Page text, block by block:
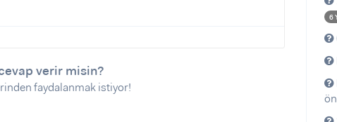
verir misin?
faydalanmak istiyor!
6